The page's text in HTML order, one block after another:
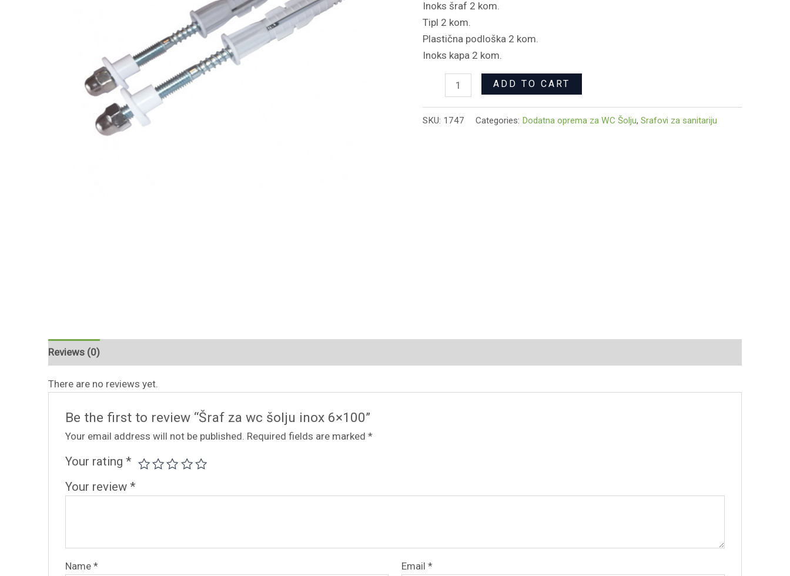
Inoks šraf 2 kom.
Tipl 2 kom.
Plastična podloška 2 kom.
Inoks kapa 2 kom.
ADD TO CART
SKU: 1747 Categories: Dodatna oprema za WC Šolju,Srafovi za sanitariju
Reviews (0)
There are no reviews yet.
Be the first to review “Šraf za wc šolju inox 6×100”
Your email address will not be published. Required fields are marked*
Your rating*
Your review*
Name* Email*